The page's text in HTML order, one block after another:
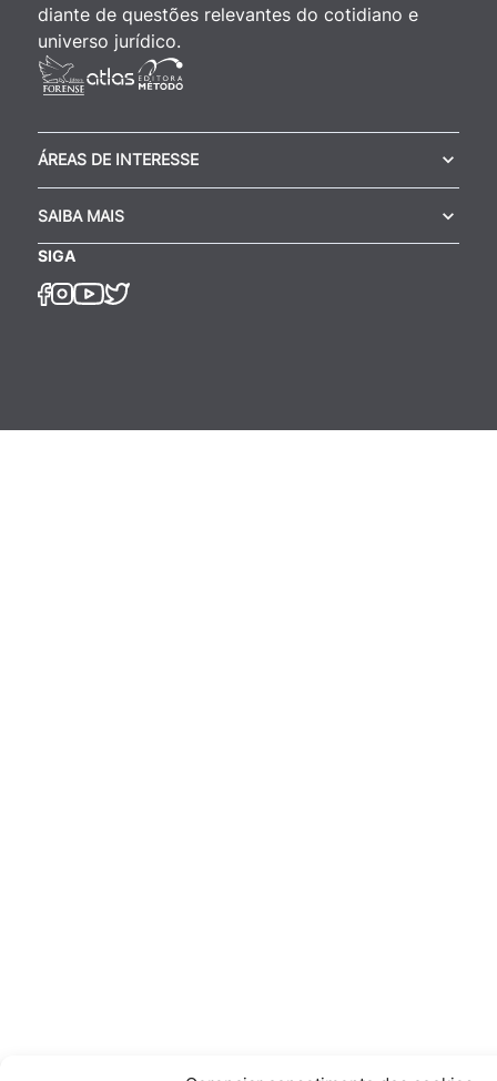
diante de questões relevantes do cotidiano e
universo jurídico.
ÁREAS DE INTERESSE
SAIBA MAIS
SIGA